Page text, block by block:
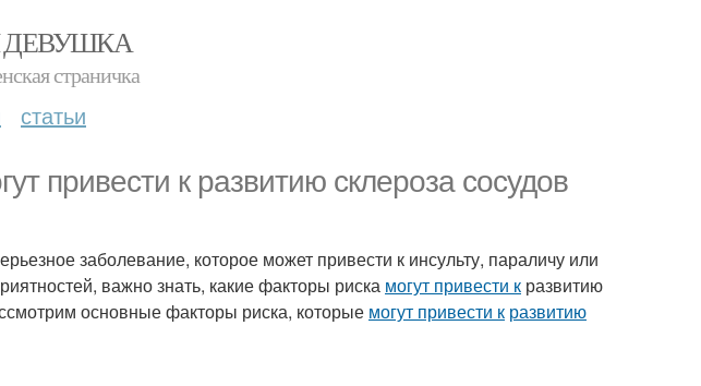
страничка
статьи
привести к развитию склероза сосудов
заболевание, которое может привести к инсульту, параличу или
важно знать, какие факторы риска могут привести к развитию
основные факторы риска, которые могут привести к развитию